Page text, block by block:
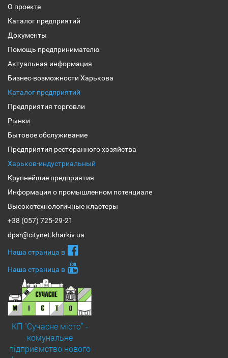
О проекте
Каталог предприятий
Документы
Помощь предпринимателю
Актуальная информация
Бизнес-возможности Харькова
Каталог предприятий
Предприятия торговли
Рынки
Бытовое обслуживание
Предприятия ресторанного хозяйства
Харьков-индустриальный
Крупнейшие предприятия
Информация о промышленном потенциале
Высокотехнологичные кластеры
+38 (057) 725-29-21
dpsr@citynet.kharkiv.ua
Наша страница в
Наша страница в
КП "Сучасне місто" -
комунальне
підприємство нового